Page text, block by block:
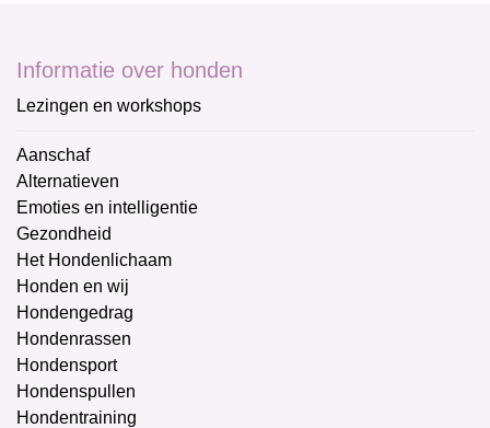
Informatie over honden
Lezingen en workshops
Aanschaf
Alternatieven
Emoties en intelligentie
Gezondheid
Het Hondenlichaam
Honden en wij
Hondengedrag
Hondenrassen
Hondensport
Hondenspullen
Hondentraining